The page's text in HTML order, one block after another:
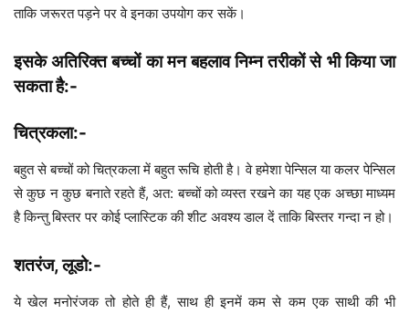
ताकि जरूरत पड़ने पर वे इनका उपयोग कर सकें।
इसके अतिरिक्त बच्चों का मन बहलाव निम्न तरीकों से भी किया जा
सकता है:-
चित्रकला:-
बहुत से बच्चों को चित्रकला में बहुत रूचि होती है। वे हमेशा पेन्सिल या कलर पेन्सिल
से कुछ न कुछ बनाते रहते हैं, अत: बच्चों को व्यस्त रखने का यह एक अच्छा माध्यम
है किन्तु बिस्तर पर कोई प्लास्टिक की शीट अवश्य डाल दें ताकि बिस्तर गन्दा न हो।
शतरंज, लूडो:-
ये खेल मनोरंजक तो होते ही हैं, साथ ही इनमें कम से कम एक साथी की भी